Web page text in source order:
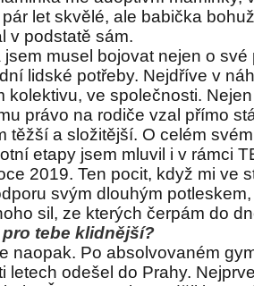
let skvělé, ale babička
v podstatě sám.
musel bojovat nejen o
lidské potřeby. Nejdříve v
kolektivu, ve společnosti.
právo na rodiče vzal přímo
těžší a složitější. O celém
etapy jsem mluvil i v rámci
2019. Ten pocit, když mi ve
svým dlouhým
sil, ze kterých čerpám do
tebe klidnější?
naopak. Po absolvovaném
letech odešel do Prahy.